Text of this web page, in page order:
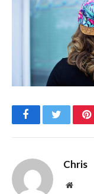
FacebookTwitter
Chris
Website